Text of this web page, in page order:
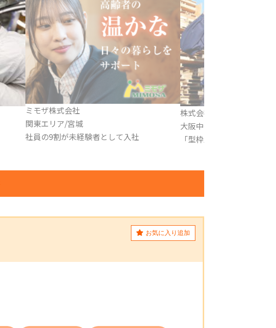
株式会社 小野組
大阪中部／大阪市
「型枠工事」を中心に事業を展開
株式会社 AOS
関西エリア
総合警備保障事業
お気に入り追加